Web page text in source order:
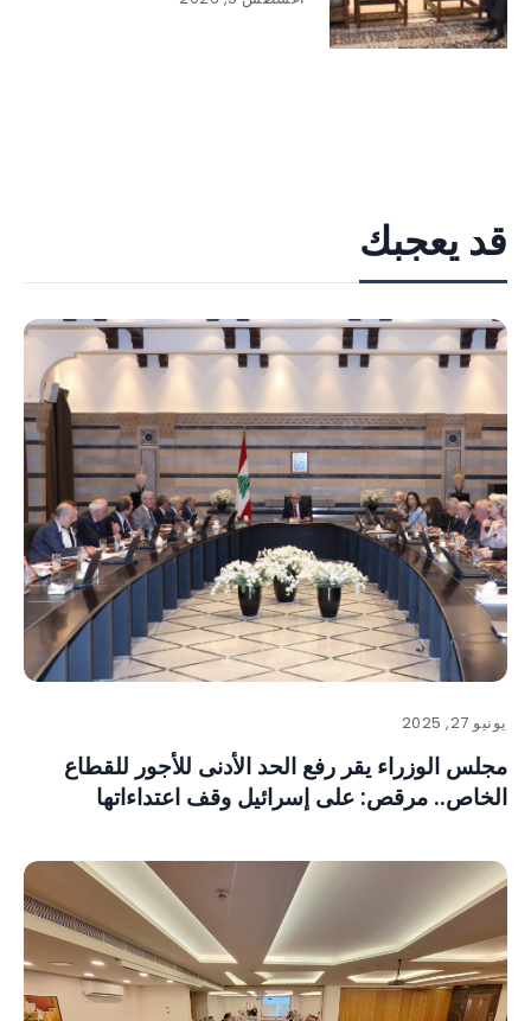
قد يعجبك
يونيو 27, 2025
مجلس الوزراء يقر رفع الحد الأدنى للأجور للقطاع
الخاص.. مرقص: على إسرائيل وقف اعتداءاتها